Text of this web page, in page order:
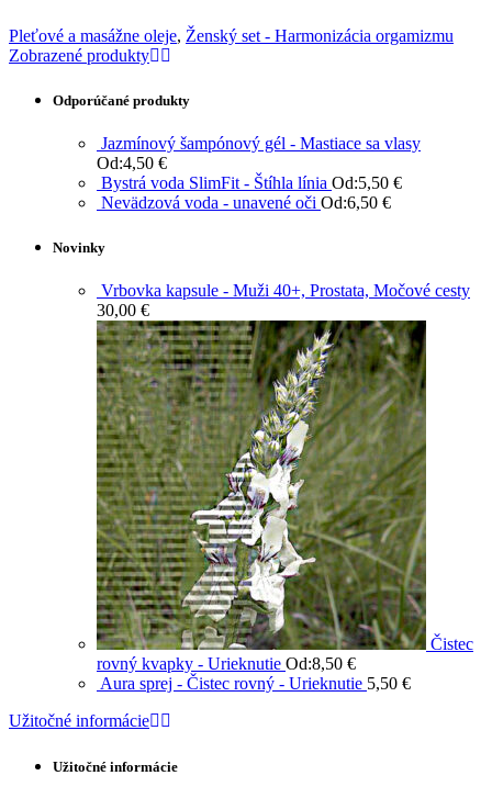
Pleťové a masážne oleje, Ženský set - Harmonizácia orgamizmu
Zobrazené produkty
Odporúčané produkty
Jazmínový šampónový gél - Mastiace sa vlasy
Od:4,50 €
Bystrá voda SlimFit - Štíhla línia Od:5,50 €
Nevädzová voda - unavené oči Od:6,50 €
Novinky
Vrbovka kapsule - Muži 40+, Prostata, Močové cesty
30,00 €
Čistec
rovný kvapky - Urieknutie Od:8,50 €
Aura sprej - Čistec rovný - Urieknutie 5,50 €
Užitočné informácie
Užitočné informácie